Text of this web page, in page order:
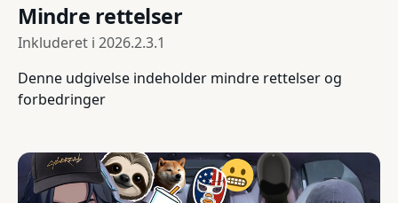
Mindre rettelser
Inkluderet i 2026.2.3.1
Denne udgivelse indeholder mindre rettelser og
forbedringer